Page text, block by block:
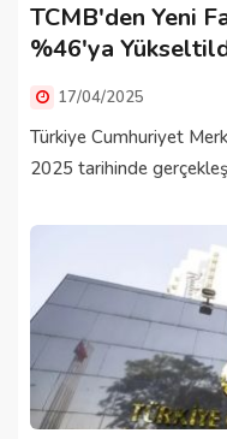
TCMB'den Yeni
%46'ya
17/04/2025
Türkiye Cumhuriyet
2025 tarihinde